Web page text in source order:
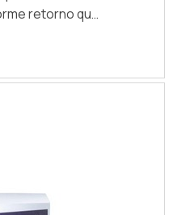
retorno que
mente no que